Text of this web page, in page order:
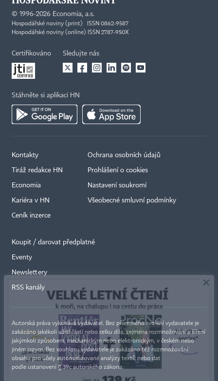
© 1996-2026 Economia, a.s.
Hospodářské noviny (print) ISSN 0862-9587
Hospodářské noviny (online) ISSN 2787-950X
Certifikováno Sledujte nás
Stáhněte si aplikaci HN
Kontakty
Tiráž redakce HN
Economia
Kariéra v HN
Ceník inzerce
Ochrana osobních údajů
Prohlášení o cookies
Nastavení soukromí
Všeobecné smluvní podmínky
Koupit / darovat předplatné
Eventy
Newslettery
RSS kanály
Autorská práva vykonává vydavatel. Bez písemného svolení vydavatele je
zakázáno jakékoli užití částí nebo celku díla, zejména rozmnožování a šíření
jakýmkoli způsobem, mechanickým nebo elektronickým, v českém nebo
jiném jazyce. Bez souhlasu vydavatele je zakázáno též rozmnožování
obsahu pro účely automatizované analýzy textů nebo dat
podle ustanovení § 39c autorského zákona.